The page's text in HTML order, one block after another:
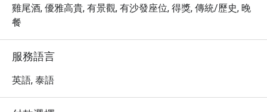
雞尾酒, 優雅高貴, 有景觀, 有沙發座位, 得獎, 傳統/歷史, 晚
餐
服務語言
英語, 泰語